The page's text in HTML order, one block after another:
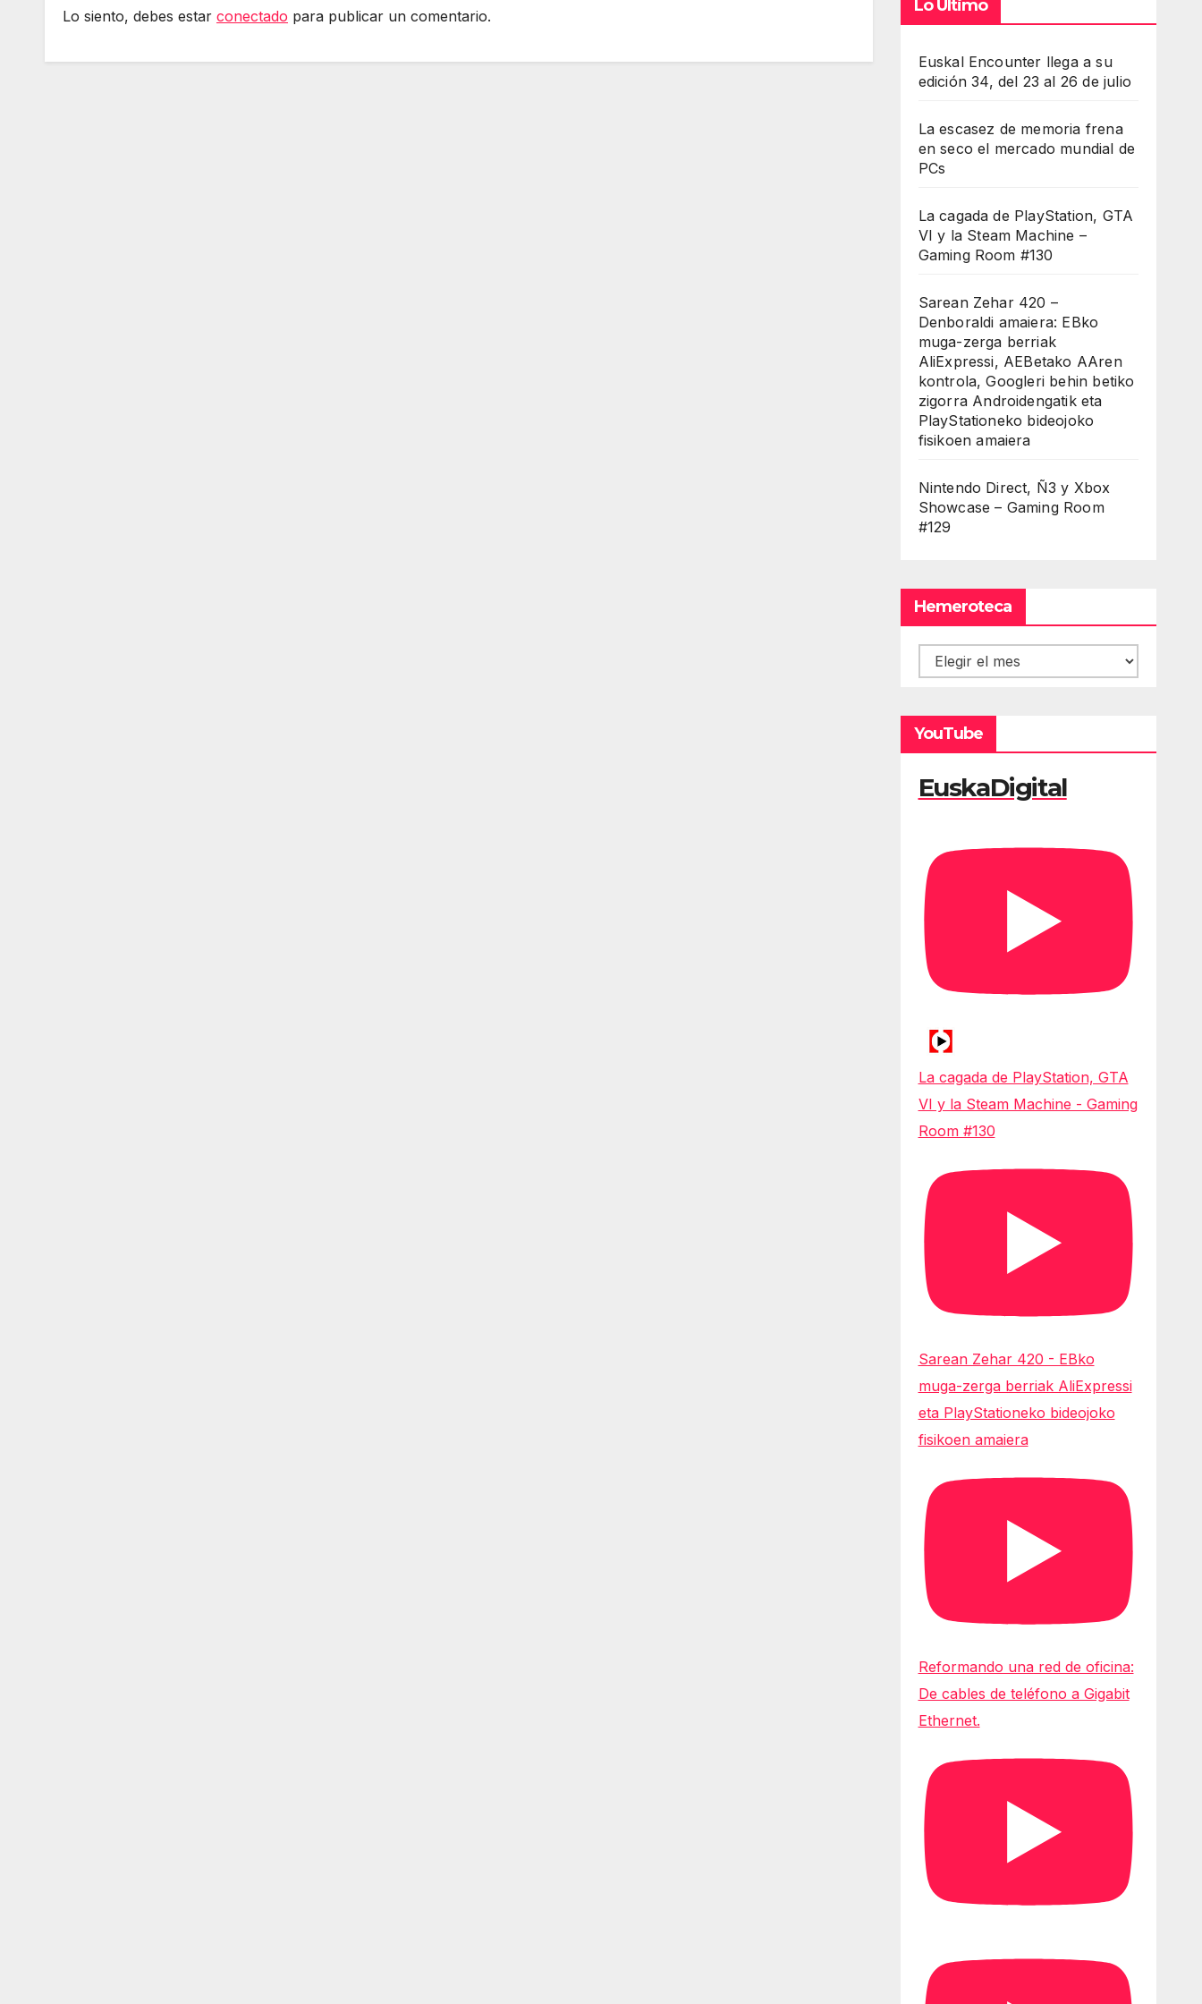
Lo siento, debes estar conectado para publicar un comentario.
Lo Último
Euskal Encounter llega a su
edición 34, del 23 al 26 de julio
La escasez de memoria frena
en seco el mercado mundial de
PCs
La cagada de PlayStation, GTA
VI y la Steam Machine –
Gaming Room #130
Sarean Zehar 420 –
Denboraldi amaiera: EBko
muga-zerga berriak
AliExpressi, AEBetako AAren
kontrola, Googleri behin betiko
zigorra Androidengatik eta
PlayStationeko bideojoko
fisikoen amaiera
Nintendo Direct, Ñ3 y Xbox
Showcase – Gaming Room
#129
Hemeroteca
Hemeroteca
YouTube
EuskaDigital
La cagada de PlayStation, GTA
VI y la Steam Machine - Gaming
Room #130
Sarean Zehar 420 - EBko
muga-zerga berriak AliExpressi
eta PlayStationeko bideojoko
fisikoen amaiera
Reformando una red de oficina:
De cables de teléfono a Gigabit
Ethernet.